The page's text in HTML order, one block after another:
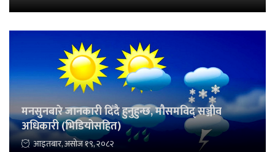
मनसुनबारे जानकारी दिँदै हुनुहुन्छ, मौसमविद् सञ्जीव
अधिकारी (भिडियोसहित)
आइतबार, असोज १९, २०८२